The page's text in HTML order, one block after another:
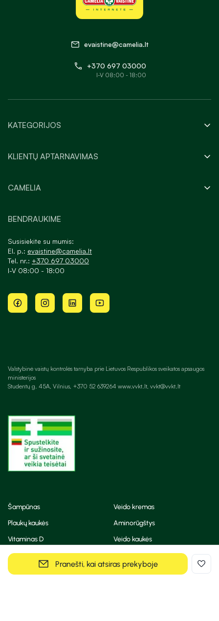
Pranešti, kai atsiras prekyboje
evaistine@camelia.lt
+370 697 03000
I-V 08:00 - 18:00
KATEGORIJOS
KLIENTŲ APTARNAVIMAS
CAMELIA
BENDRAUKIME
Susisiekite su mumis:
El. p.: evaistine@camelia.lt
Tel. nr.: +370 697 03000
I-V 08:00 - 18:00
Valstybinė vaistų kontrolės tarnyba prie Lietuvos Respublikos sveikatos apsaugos
ministerijos
Studentų g. 45A, Vilnius, +370 52 639264 www.vvkt.lt, vvkt@vvkt.lt
Šampūnas
Veido kremas
Plaukų kaukės
Aminorūgštys
Vitaminas D
Veido kaukės
Korėjietiška kosmetika
Eteriniai aliejai
Dezodorantas
BB ir CC kremas